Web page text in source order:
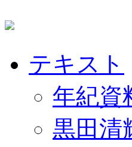
テキスト
年紀資
黒田清